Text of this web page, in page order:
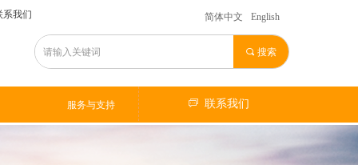
ꀃ 联系我们
服务与支持
服务与支持
끠 搜索
简体中文 English
系我们